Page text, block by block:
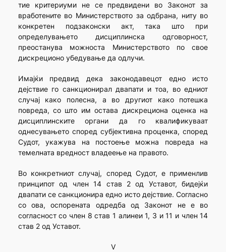
тие критериуми не се предвидени во Законот за
вработените во Министерството за одбрана, ниту во
конкретен подзаконски акт, така што при
определувањето дисциплинска одговорност,
преостанува можноста Министерството по свое
дискреционо убедување да одлучи.
Имајќи предвид дека законодавецот едно исто
дејствие го санкционирал двапати и тоа, во едниот
случај како полесна, а во другиот како потешка
повреда, со што им остава дискрециона оценка на
дисциплинските органи да го квалификуваат
однесувањето според субјективна проценка, според
Судот, укажува на постоење можна повреда на
темелната вредност владеење на правото.
Во конкретниот случај, според Судот, е применлив
принципот од член 14 став 2 од Уставот, бидејќи
двапати се санкционира едно исто дејствие. Согласно
со ова, оспорената одредба од Законот не е во
согласност со член 8 став 1 алинеи 1, 3 и 11 и член 14
став 2 од Уставот.
V